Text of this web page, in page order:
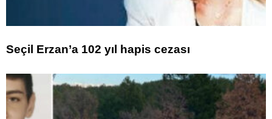
Seçil Erzan’a 102 yıl hapis cezası